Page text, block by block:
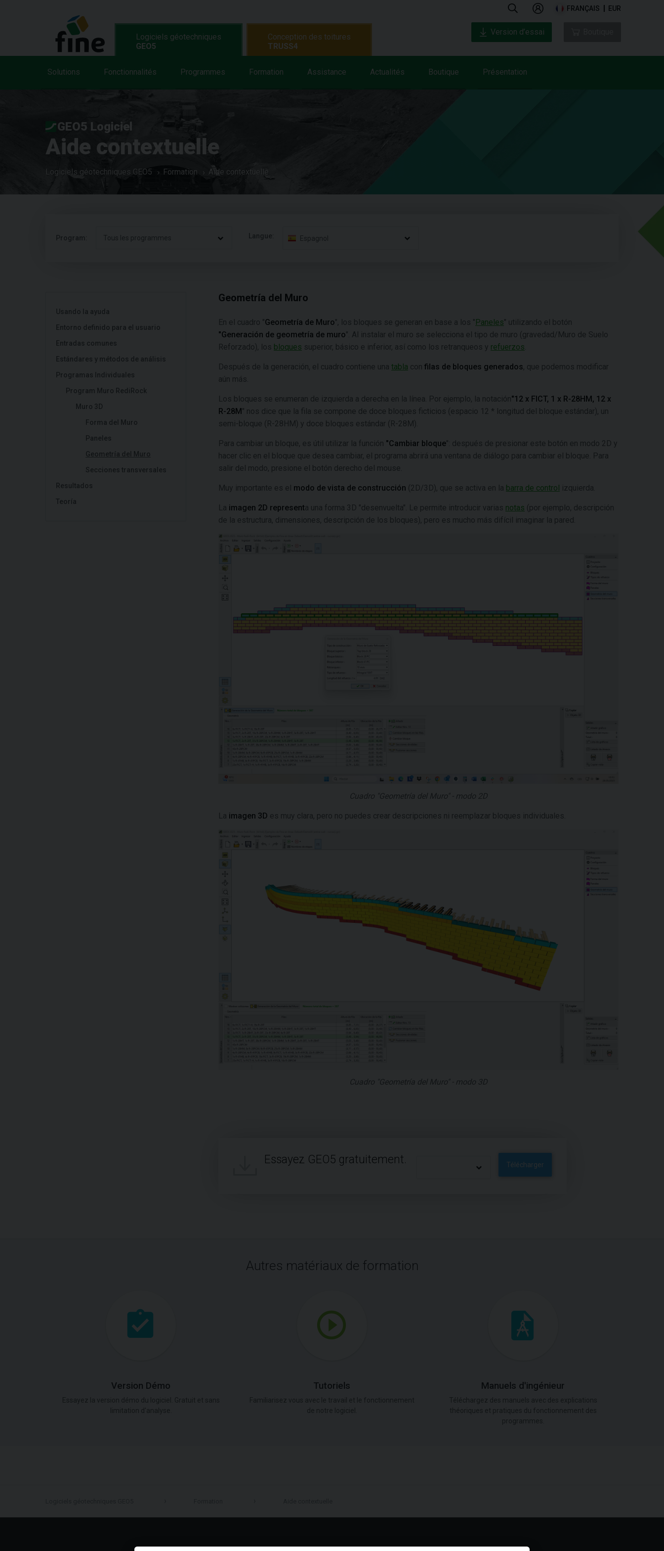
FRANÇAIS EUR
Logiciels géotechniques
GEO5
Solutions Fonctionnalités Programmes Formation Assistance Actualités Boutique Présentation
Conception des toitures
TRUSS4
Version d’essai
GEO5 Logiciel
Aide contextuelle
Logiciels géotechniques GEO5 Formation Aide contextuelle
Program: Tous les programmes Langue: Espagnol
Usando la ayuda
Entorno definido para el usuario
Entradas comunes
Estándares y métodos de análisis
Programas Individuales
Program Muro RediRock
Muro 3D
Forma del Muro
Paneles
Geometría del Muro
Secciones transversales
Resultados
Teoría
Geometría del Muro
En el cuadro "Geometría de Muro", los bloques se generan en base a los "Paneles" utilizando el botón
"Generación de geometría de muro". Al instalar el muro se selecciona el tipo de muro (gravedad/Muro de Suelo
Reforzado), los bloques superior, básico e inferior, así como los retranqueos y refuerzos
Después de la generación, el cuadro contiene una tabla con filas de bloques generados, que podemos modificar
aún más.
Los bloques se enumeran de izquierda a derecha en la línea. Por ejemplo, la notación"12 x FICT, 1 x R-28HM, 12 x
R-28M" nos dice que la fila se compone de doce bloques ficticios (espacio 12 * longitud del bloque estándar), un
semi-bloque (R-28HM) y doce bloques estándar (R-28M).
Para cambiar un bloque, es útil utilizar la función "Cambiar bloque": después de presionar este botón en modo 2D y
hacer clic en el bloque que desea cambiar, el programa abrirá una ventana de diálogo para cambiar el bloque. Para
salir del modo, presione el botón derecho del mouse.
Muy importante es el modo de vista de construcción (2D/3D), que se activa en la barra de control izquierda.
La imagen 2D representa una forma 3D "desenvuelta". Le permite introducir varias notas (por ejemplo, descripción
de la estructura, dimensiones, descripción de los bloques), pero es mucho más difícil imaginar la pared.
Cuadro "Geometría del Muro" - modo 2D
La imagen 3D es muy clara, pero no puedes crear descripciones ni reemplazar bloques individuales.
Cuadro "Geometría del Muro" - modo 3D
Essayez GEO5 gratuitement. Télécharger
Autres matériaux de formation
Version Démo Tutoriels Manuels d'ingénieur